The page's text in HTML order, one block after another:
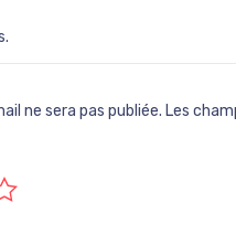
ne sera pas publiée. Les